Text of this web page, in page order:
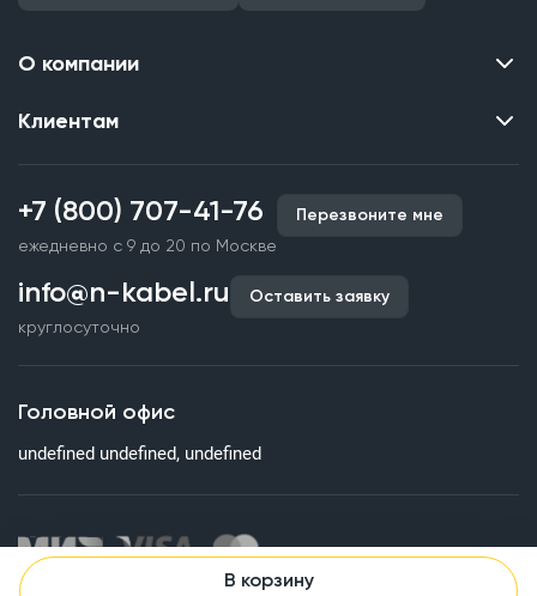
В корзину
О компании
Контакты
Наши объекты
Партнерство
Документы и реквизиты
Клиентам
Производство кабельной продукции
Срочное изготовление
Оплата и доставка
Гарантия качества
Статьи
Вопросы и ответы
+7 (800) 707-41-76
ежедневно с 9 до 20 по Москве
Перезвоните мне
info@n-kabel.ru
круглосуточно
Оставить заявку
Головной офис
undefined undefined, undefined
Информация на сайте о технических характеристиках, наличии